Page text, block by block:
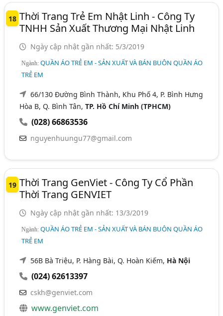
18 Thời Trang Trẻ Em Nhật Linh - Công Ty
TNHH Sản Xuất Thương Mại Nhật Linh
Ngày cập nhật gần nhất: 5/3/2019
Ngành:QUẦN ÁO TRẺ EM - SẢN XUẤT VÀ BÁN BUÔN QUẦN ÁO
TRẺ EM
66/130 Đường Bình Thành, Khu Phố 4, P. Bình Hưng
Hòa B, Q. Bình Tân,TP. Hồ Chí Minh (TPHCM)
(028) 66863536
nguyenhuungu77@gmail.com
19 Thời Trang GenViet - Công Ty Cổ Phần
Thời Trang GENVIET
Ngày cập nhật gần nhất: 13/3/2019
Ngành:QUẦN ÁO TRẺ EM - SẢN XUẤT VÀ BÁN BUÔN QUẦN ÁO
TRẺ EM
56B Bà Triệu, P. Hàng Bài, Q. Hoàn Kiếm, Hà Nội
(024) 62613397
cskh@genviet.com
www.genviet.com